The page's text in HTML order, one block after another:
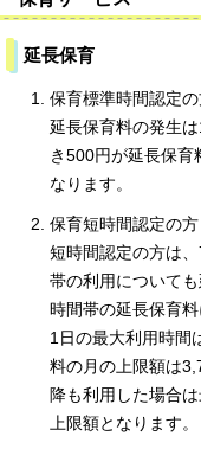
延長保育
保育標準時間認定
延長保育料の発生
き500円が延長保育
なります。
保育短時間認定の方
短時間認定の方は
帯の利用について
時間帯の延長保育
1日の最大利用時間
料の月の上限額は
降も利用した場合
上限額となります。